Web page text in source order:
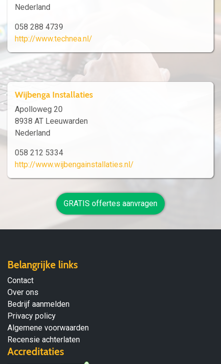
Nederland
058 288 4739
http://www.technea.nl/
Wijbenga Installaties
Apolloweg 20
8938 AT Leeuwarden
Nederland
058 212 5334
http://www.wijbengainstallaties.nl/
GRATIS offertes aanvragen
Belangrijke links
Contact
Over ons
Bedrijf aanmelden
Privacy policy
Algemene voorwaarden
Recensie achterlaten
Accreditaties